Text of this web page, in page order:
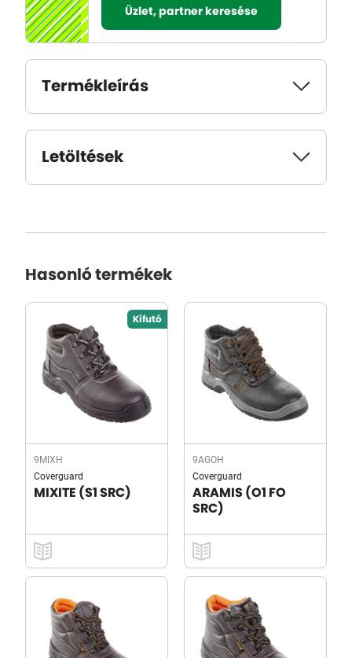
Üzlet, partner keresése
Termékleírás
Letöltések
Hasonló termékek
Kifutó
9MIXH
Coverguard
MIXITE (S1 SRC)
9AGOH
Coverguard
ARAMIS (O1 FO
SRC)